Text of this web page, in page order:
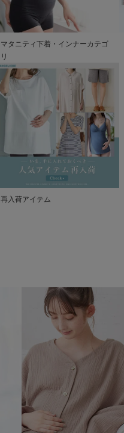
マタニティ下着・インナーカテゴ
リ
再入荷アイテム